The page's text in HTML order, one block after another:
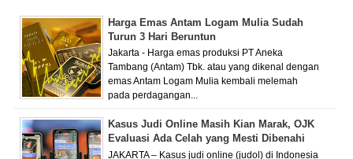
Harga Emas Antam Logam Mulia Sudah
Turun 3 Hari Beruntun
Jakarta - Harga emas produksi PT Aneka
Tambang (Antam) Tbk. atau yang dikenal dengan
emas Antam Logam Mulia kembali melemah
pada perdagangan...
Kasus Judi Online Masih Kian Marak, OJK
Evaluasi Ada Celah yang Mesti Dibenahi
JAKARTA – Kasus judi online (judol) di Indonesia